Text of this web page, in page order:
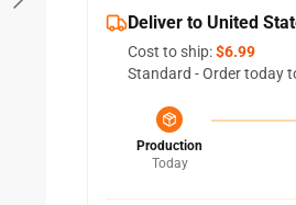
Deliver to United
Cost to ship:$6.99
Standard - Order today
Production
Today